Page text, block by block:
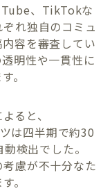
、TikTokな
れ独自のコミュ
容を審査してい
明性や一貫性に
。
ると、
は四半期で約30
検出でした。
慮が不十分なた
。